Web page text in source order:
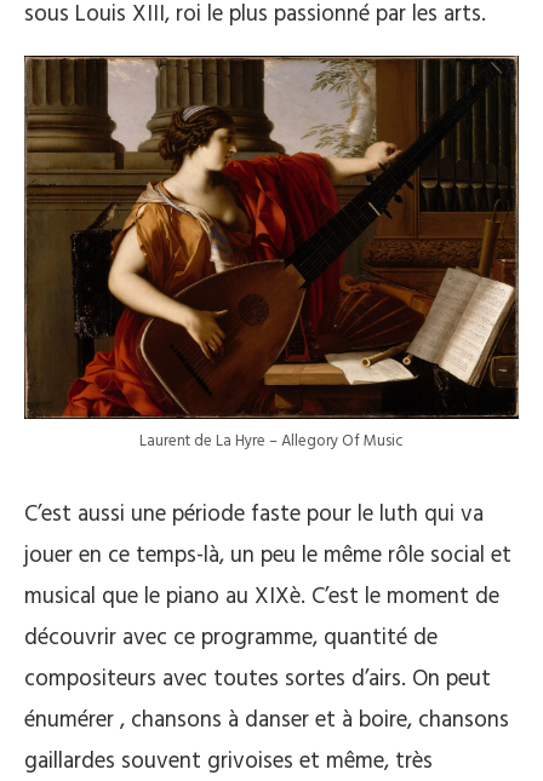
sous Louis XIII, roi le plus passionné par les arts.
Laurent de La Hyre – Allegory Of Music
C’est aussi une période faste pour le luth qui va
jouer en ce temps-là, un peu le même rôle social et
musical que le piano au XIXè. C’est le moment de
découvrir avec ce programme, quantité de
compositeurs avec toutes sortes d’airs. On peut
énumérer , chansons à danser et à boire, chansons
gaillardes souvent grivoises et même, très